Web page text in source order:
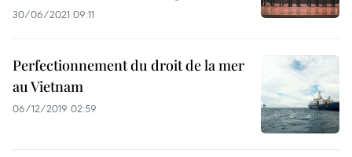
30/06/2021 09:11
Perfectionnement du droit de la mer
au Vietnam
06/12/2019 02:59